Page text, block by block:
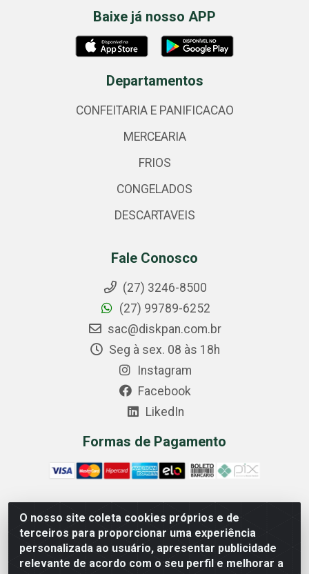
O nosso site coleta cookies próprios e de
terceiros para proporcionar uma experiência
personalizada ao usuário, apresentar publicidade
relevante de acordo com o seu perfil e melhorar a
Baixe já nosso APP
Departamentos
CONFEITARIA E PANIFICACAO
MERCEARIA
FRIOS
CONGELADOS
DESCARTAVEIS
Fale Conosco
(27) 3246-8500
(27) 99789-6252
sac@diskpan.com.br
Seg à sex. 08 às 18h
Instagram
Facebook
LikedIn
Formas de Pagamento
Comercial Diskpan Ltda - Av. Fernando Antonio, 1911 -
Sotelandia, Cariacica/ES - CEP 29140-669 - CNPJ
02.691.482/0001-07